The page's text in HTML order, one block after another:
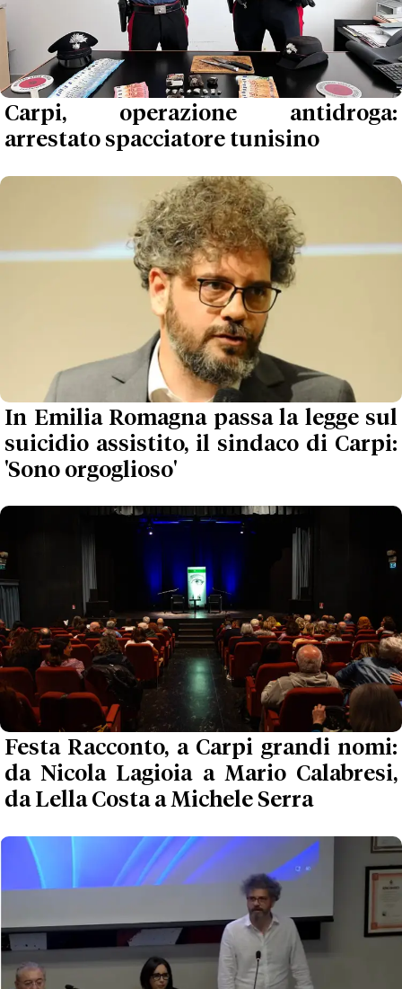
Carpi, operazione antidroga:
arrestato spacciatore tunisino
In Emilia Romagna passa la legge sul
suicidio assistito, il sindaco di Carpi:
'Sono orgoglioso'
Festa Racconto, a Carpi grandi nomi:
da Nicola Lagioia a Mario Calabresi,
da Lella Costa a Michele Serra